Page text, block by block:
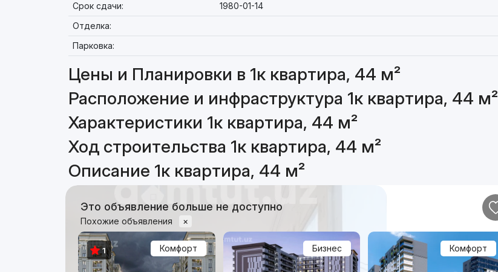
Срок сдачи:
1980-01-14
Отделка:
Парковка:
Цены и Планировки в 1к квартира, 44 м²
Расположение и инфраструктура 1к квартира, 44 м²
Характеристики 1к квартира, 44 м²
Ход строительства 1к квартира, 44 м²
Описание 1к квартира, 44 м²
Это объявление больше не доступно
Похожие объявления ×
Комфорт
1 Бизнес Комфорт